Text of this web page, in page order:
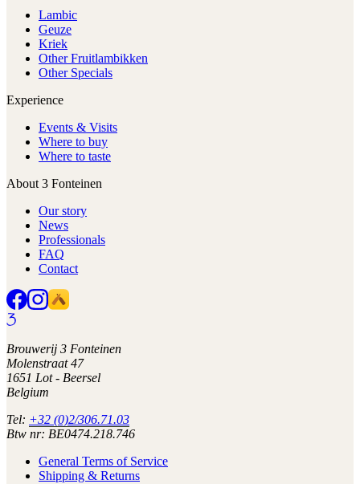
Lambic
Geuze
Kriek
Other Fruitlambikken
Other Specials
Experience
Events & Visits
Where to buy
Where to taste
About 3 Fonteinen
Our story
News
Professionals
FAQ
Contact
Brouwerij 3 Fonteinen
Molenstraat 47
1651 Lot - Beersel
Belgium
Tel: +32 (0)2/306.71.03
Btw nr: BE0474.218.746
General Terms of Service
Shipping & Returns